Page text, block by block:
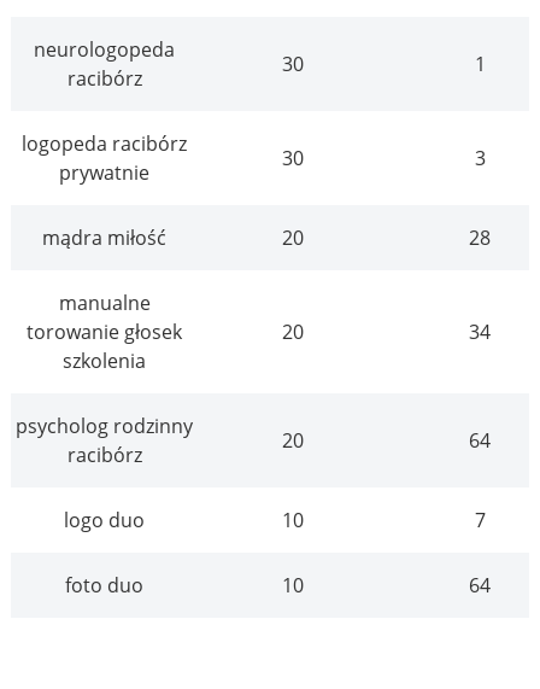
neurologopeda
racibórz
30 1
logopeda racibórz
prywatnie
30 3
mądra miłość 20 28
manualne
torowanie głosek
szkolenia
20 34
psycholog rodzinny
racibórz
20 64
logo duo 10 7
foto duo 10 64